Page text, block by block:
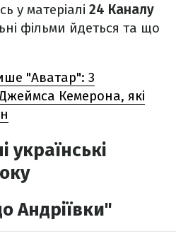
у матеріалі 24 Каналу
фільми йдеться та що
"Аватар": 3
Кемерона, які
українські
Андріївки"